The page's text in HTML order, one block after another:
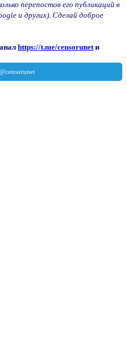
перепостов его публикаций в
и других). Сделай доброе
https://t.me/censorunetи